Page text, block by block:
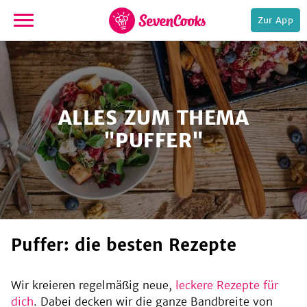
zur
Startseite
Zur App
ALLES ZUM THEMA
"PUFFER"
Puffer: die besten Rezepte
Wir kreieren regelmäßig neue, leckere Rezepte für
dich. Dabei decken wir die ganze Bandbreite von